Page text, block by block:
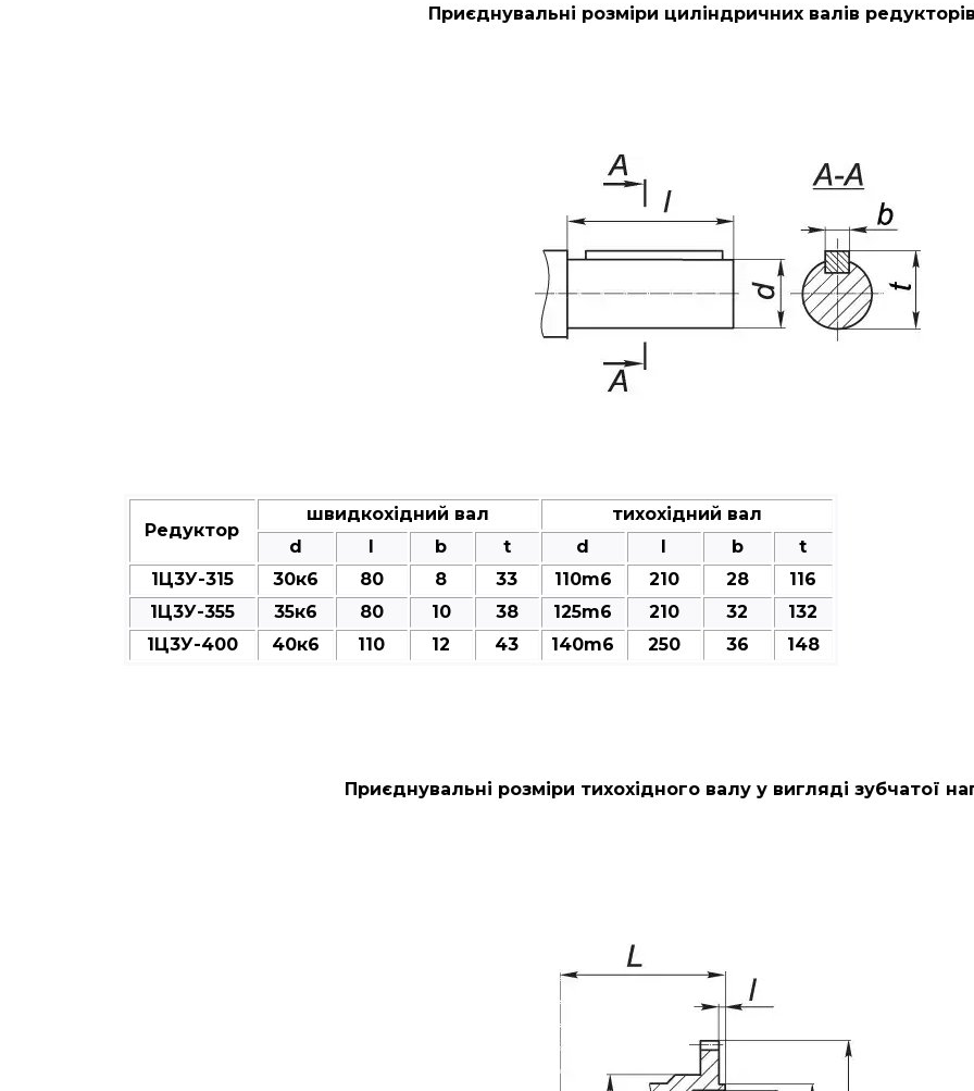
Приєднувальні розміри циліндричних валів редукторів
Редуктор
швидкохідний вал
тихохідний вал
d
l b t d l b
t
1Ц3У-315
30к6 80 8 33 110m6 210 28
116
1Ц3У-355
35к6 80 10 38 125m6 210 32
132
1Ц3У-400
40к6 110 12 43 140m6 250 36 148
Приєднувальні розміри тихохідного валу у вигляді зубчатої